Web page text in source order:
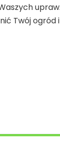
Twój ogród i